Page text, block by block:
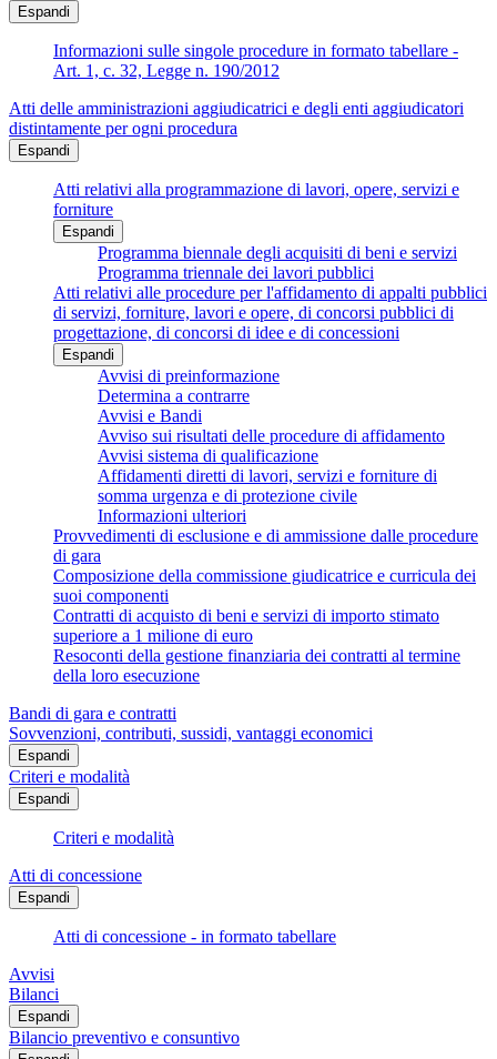
Espandi
Informazioni sulle singole procedure in formato tabellare -
Art. 1, c. 32, Legge n. 190/2012
Atti delle amministrazioni aggiudicatrici e degli enti aggiudicatori
distintamente per ogni procedura
Espandi
Atti relativi alla programmazione di lavori, opere, servizi e
forniture
Espandi
Programma biennale degli acquisiti di beni e servizi
Programma triennale dei lavori pubblici
Atti relativi alle procedure per l'affidamento di appalti pubblici
di servizi, forniture, lavori e opere, di concorsi pubblici di
progettazione, di concorsi di idee e di concessioni
Espandi
Avvisi di preinformazione
Determina a contrarre
Avvisi e Bandi
Avviso sui risultati delle procedure di affidamento
Avvisi sistema di qualificazione
Affidamenti diretti di lavori, servizi e forniture di
somma urgenza e di protezione civile
Informazioni ulteriori
Provvedimenti di esclusione e di ammissione dalle procedure
di gara
Composizione della commissione giudicatrice e curricula dei
suoi componenti
Contratti di acquisto di beni e servizi di importo stimato
superiore a 1 milione di euro
Resoconti della gestione finanziaria dei contratti al termine
della loro esecuzione
Bandi di gara e contratti
Sovvenzioni, contributi, sussidi, vantaggi economici
Espandi
Criteri e modalità
Espandi
Criteri e modalità
Atti di concessione
Espandi
Atti di concessione - in formato tabellare
Avvisi
Bilanci
Espandi
Bilancio preventivo e consuntivo